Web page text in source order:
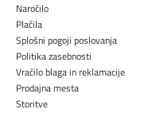
Naročilo
Plačila
Splošni pogoji poslovanja
Politika zasebnosti
Vračilo blaga in reklamacije
Prodajna mesta
Storitve